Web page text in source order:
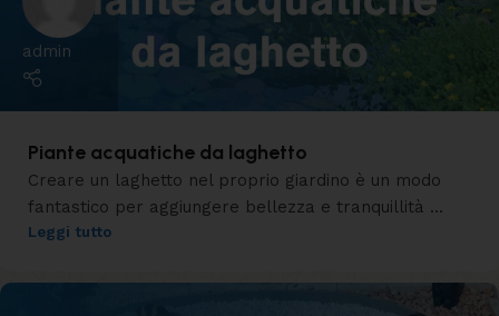
admin
Piante acquatiche da laghetto
Creare un laghetto nel proprio giardino è un modo
fantastico per aggiungere bellezza e tranquillità ...
Leggi tutto